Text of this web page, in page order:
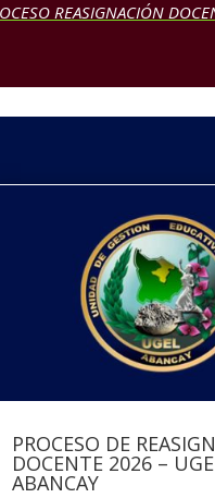
REASIGNACIÓN
PROCESO DE
DOCENTE 2026 –
ABANCAY